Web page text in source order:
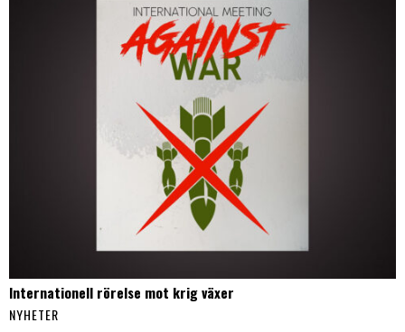
Internationell rörelse mot krig växer
NYHETER